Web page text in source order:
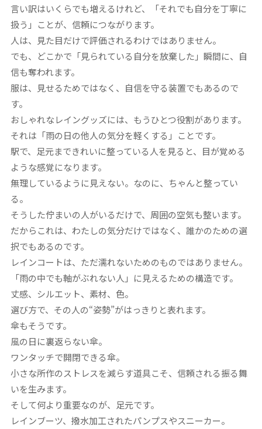
言い訳はいくらでも増えるけれど、「それでも自分を丁寧に
扱う」ことが、信頼につながります。
人は、見た目だけで評価されるわけではありません。
でも、どこかで「見られている自分を放棄した」瞬間に、自
信も奪われます。
服は、見せるためではなく、自信を守る装置でもあるので
す。
おしゃれなレイングッズには、もうひとつ役割があります。
それは「雨の日の他人の気分を軽くする」ことです。
駅で、足元まできれいに整っている人を見ると、目が覚める
ような感覚になります。
無理しているように見えない。なのに、ちゃんと整ってい
る。
そうした佇まいの人がいるだけで、周囲の空気も整います。
だからこれは、わたしの気分だけではなく、誰かのための選
択でもあるのです。
レインコートは、ただ濡れないためのものではありません。
「雨の中でも軸がぶれない人」に見えるための構造です。
丈感、シルエット、素材、色。
選び方で、その人の“姿勢”がはっきりと表れます。
傘もそうです。
風の日に裏返らない傘。
ワンタッチで開閉できる傘。
小さな所作のストレスを減らす道具こそ、信頼される振る舞
いを生みます。
そして何より重要なのが、足元です。
レインブーツ、撥水加工されたパンプスやスニーカー。